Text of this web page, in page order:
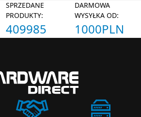
SPRZEDANE
PRODUKTY:
409985
DARMOWA
WYSYŁKA OD:
1000PLN